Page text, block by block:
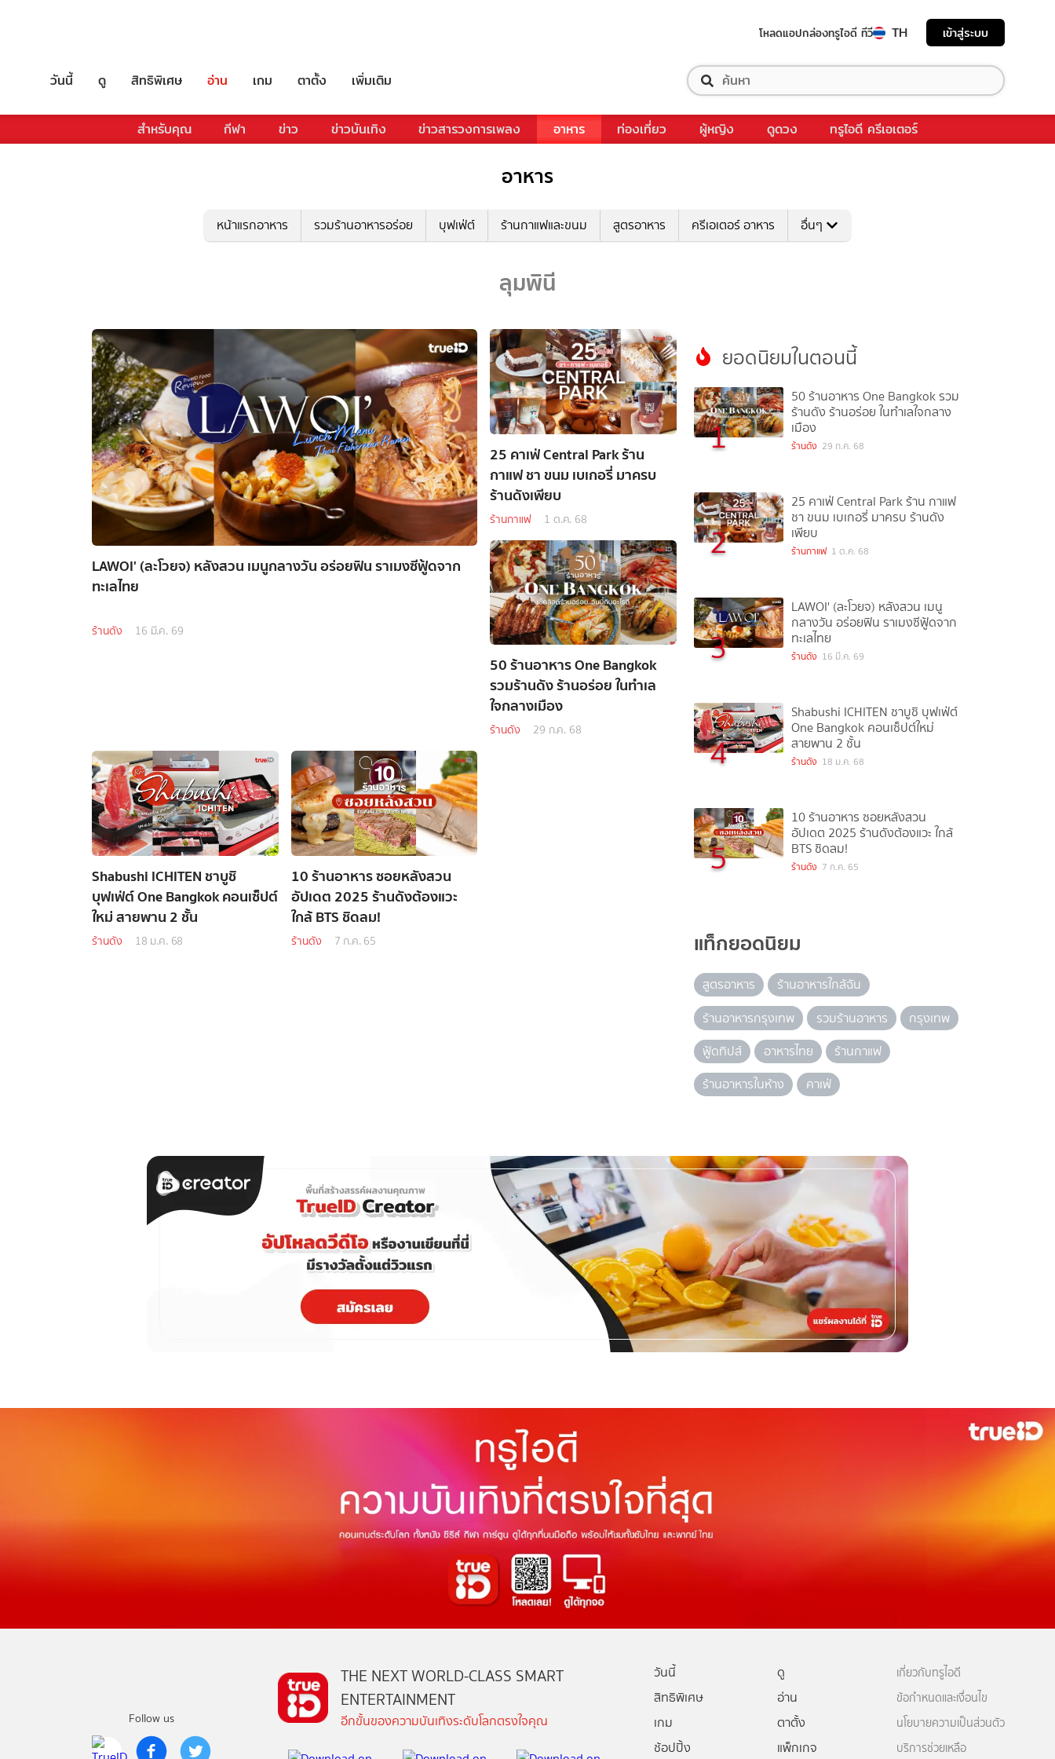
โหลดแอปกล่องทรูไอดี ทีวี TH เข้าสู่ระบบ
วันนี้ ดู สิทธิพิเศษ อ่าน เกม ตาตั้ง เพิ่มเติม
สำหรับคุณ กีฬา ข่าว ข่าวบันเทิง ข่าวสารวงการเพลง อาหาร ท่องเที่ยว ผู้หญิง ดูดวง ทรูไอดี ครีเอเตอร์
อาหาร
หน้าแรกอาหาร รวมร้านอาหารอร่อย บุฟเฟ่ต์ ร้านกาแฟและขนม สูตรอาหาร ครีเอเตอร์ อาหาร อื่นๆ
ลุมพินี
LAWOI' (ละโวยจ) หลังสวน เมนูกลางวัน อร่อยฟิน ราเมงซีฟู้ดจาก
ทะเลไทย
ร้านดัง 16 มี.ค. 69
25 คาเฟ่ Central Park ร้าน
กาแฟ ชา ขนม เบเกอรี่ มาครบ
ร้านดังเพียบ
ร้านกาแฟ 1 ต.ค. 68
50 ร้านอาหาร One Bangkok
รวมร้านดัง ร้านอร่อย ในทำเล
ใจกลางเมือง
ร้านดัง 29 ก.ค. 68
Shabushi ICHITEN ชาบูชิ
บุฟเฟ่ต์ One Bangkok คอนเซ็ปต์
ใหม่ สายพาน 2 ชั้น
ร้านดัง 18 ม.ค. 68
10 ร้านอาหาร ซอยหลังสวน
อัปเดต 2025 ร้านดังต้องแวะ
ใกล้ BTS ชิดลม!
ร้านดัง 7 ก.ค. 65
ยอดนิยมในตอนนี้
1
50 ร้านอาหาร One Bangkok รวม
ร้านดัง ร้านอร่อย ในทำเลใจกลาง
เมือง
ร้านดัง 29 ก.ค. 68
2
25 คาเฟ่ Central Park ร้าน กาแฟ
ชา ขนม เบเกอรี่ มาครบ ร้านดัง
เพียบ
ร้านกาแฟ 1 ต.ค. 68
3
LAWOI' (ละโวยจ) หลังสวน เมนู
กลางวัน อร่อยฟิน ราเมงซีฟู้ดจาก
ทะเลไทย
ร้านดัง 16 มี.ค. 69
4
Shabushi ICHITEN ชาบูชิ บุฟเฟ่ต์
One Bangkok คอนเซ็ปต์ใหม่
สายพาน 2 ชั้น
ร้านดัง 18 ม.ค. 68
5
10 ร้านอาหาร ซอยหลังสวน
อัปเดต 2025 ร้านดังต้องแวะ ใกล้
BTS ชิดลม!
ร้านดัง 7 ก.ค. 65
แท็กยอดนิยม
สูตรอาหาร
ร้านอาหารใกล้ฉัน
ร้านอาหารกรุงเทพ
รวมร้านอาหาร
กรุงเทพ
ฟู้ดทิปส์
อาหารไทย
ร้านกาแฟ
ร้านอาหารในห้าง
คาเฟ่
Follow us
THE NEXT WORLD-CLASS SMART
ENTERTAINMENT
อีกขั้นของความบันเทิงระดับโลกตรงใจคุณ
วันนี้
ดู
สิทธิพิเศษ
อ่าน
เกม
ตาตั้ง
ช้อปปิ้ง
แพ็กเกจ
เกี่ยวกับทรูไอดี
ข้อกำหนดและเงื่อนไข
นโยบายความเป็นส่วนตัว
บริการช่วยเหลือ